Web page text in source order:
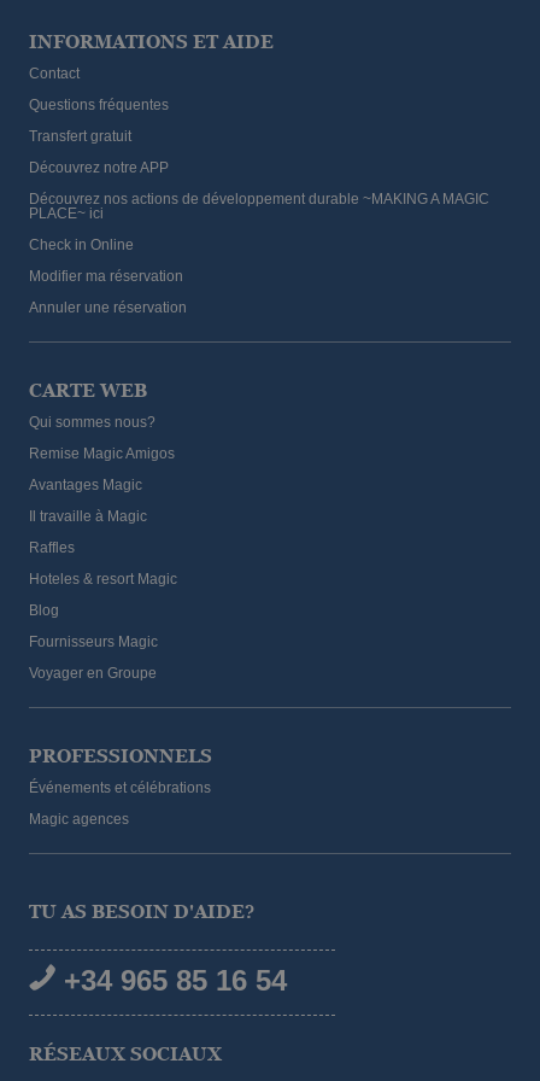
INFORMATIONS ET AIDE
Contact
Questions fréquentes
Transfert gratuit
Découvrez notre APP
Découvrez nos actions de développement durable ~MAKING A MAGIC
PLACE~ ici
Check in Online
Modifier ma réservation
Annuler une réservation
CARTE WEB
Qui sommes nous?
Remise Magic Amigos
Avantages Magic
Il travaille à Magic
Raffles
Hoteles & resort Magic
Blog
Fournisseurs Magic
Voyager en Groupe
PROFESSIONNELS
Événements et célébrations
Magic agences
TU AS BESOIN D'AIDE?
+34 965 85 16 54
RÉSEAUX SOCIAUX